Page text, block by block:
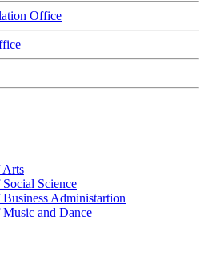
Office
Arts
Science
Administartion
and Dance